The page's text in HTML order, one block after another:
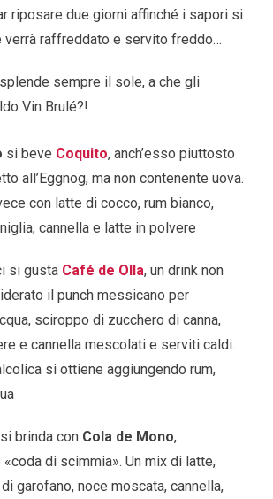
riposare due giorni affinché i sapori si
verrà raffreddato e servito freddo…
sempre il sole, a che gli
Vin Brulé?!
si beve Coquito, anch’esso piuttosto
all’Eggnog, ma non contenente uova.
con latte di cocco, rum bianco,
cannella e latte in polvere
si gusta Café de Olla, un drink non
il punch messicano per
sciroppo di zucchero di canna,
e cannella mescolati e serviti caldi.
si ottiene aggiungendo rum,
brinda con Cola de Mono,
di scimmia». Un mix di latte,
garofano, noce moscata, cannella,